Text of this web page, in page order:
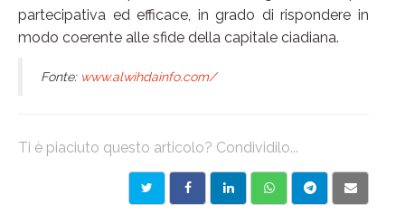
partecipativa ed efficace, in grado di rispondere in
modo coerente alle sfide della capitale ciadiana.
Fonte: www.alwihdainfo.com/
Ti è piaciuto questo articolo? Condividilo...